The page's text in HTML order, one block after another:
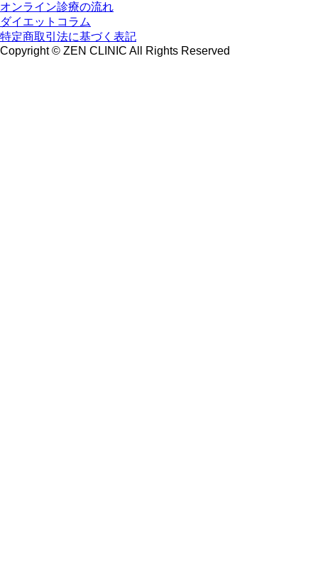
オンライン診療の流れ
ダイエットコラム
特定商取引法に基づく表記
Copyright © ZEN CLINIC All Rights Reserved